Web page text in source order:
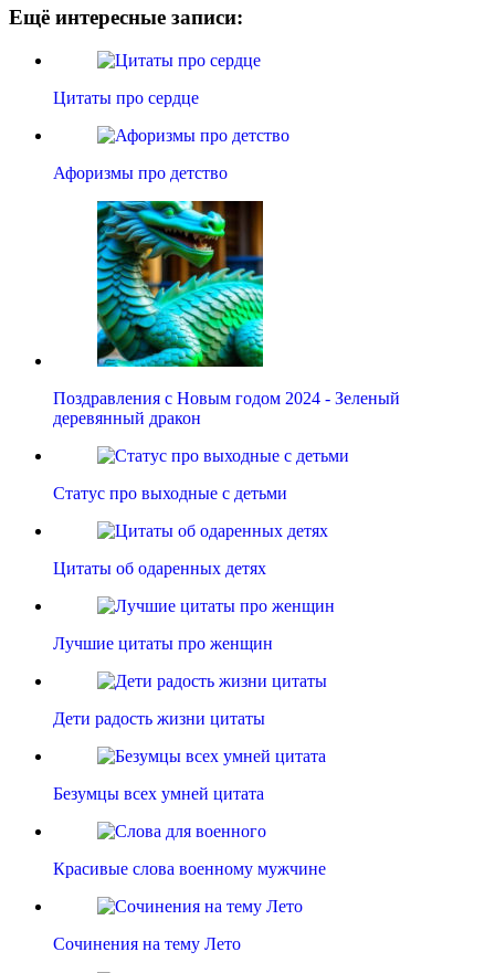
Ещё интересные записи:
Цитаты про сердце
Афоризмы про детство
Поздравления с Новым годом 2024 - Зеленый
деревянный дракон
Статус про выходные с детьми
Цитаты об одаренных детях
Лучшие цитаты про женщин
Дети радость жизни цитаты
Безумцы всех умней цитата
Красивые слова военному мужчине
Сочинения на тему Лето